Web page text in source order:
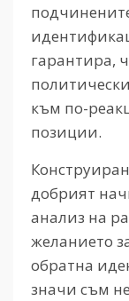
гарантира,
към по-
позиции.
добрият
анализ на
желанието
обратна
значи съм